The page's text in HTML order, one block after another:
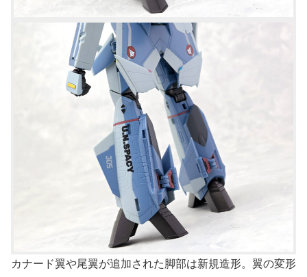
カナード翼や尾翼が追加された脚部は新規造形。翼の変形